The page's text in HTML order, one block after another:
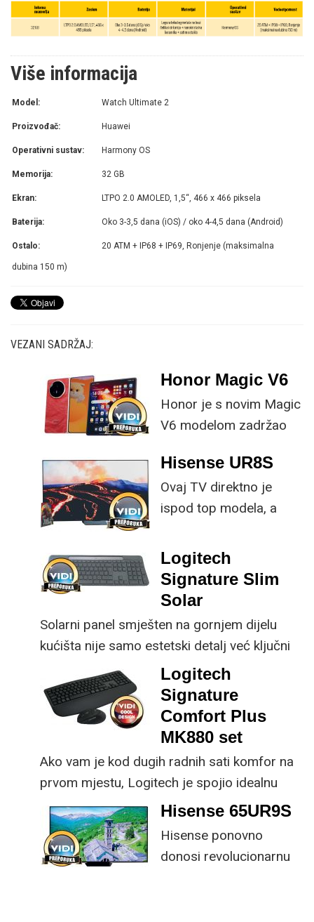
Više informacija
Model: Watch Ultimate 2
Proizvođač: Huawei
Operativni sustav: Harmony OS
Memorija: 32 GB
Ekran: LTPO 2.0 AMOLED, 1,5“, 466 x 466 piksela
Baterija: Oko 3-3,5 dana (iOS) / oko 4-4,5 dana (Android)
Ostalo: 20 ATM + IP68 + IP69, Ronjenje (maksimalna
dubina 150 m)
VEZANI SADRŽAJ:
Honor Magic V6
Honor je s novim Magic
V6 modelom zadržao
specifikacije, no
istovremeno
implementirao
ključne svakom
korisniku.
Hisense UR8S
Ovaj TV direktno je
ispod top modela, a
male ustupke možete
osjetno uštedjeti pri
kupnji.
Logitech
Signature Slim
Solar
Solarni panel smješten na gornjem dijelu
kućišta nije samo estetski detalj već ključni
dio koncepta ovog proizvoda, jer koristi
energiju prirodnog ili umjetnog svjetla za
rad.
Logitech
Signature
Comfort Plus
MK880 set
Ako vam je kod dugih radnih sati komfor na
prvom mjestu, Logitech je spojio idealnu
kombinaciju tipkovnice i miša s naprednim
funkcijama.
Hisense 65UR9S
Hisense ponovno
donosi revolucionarnu